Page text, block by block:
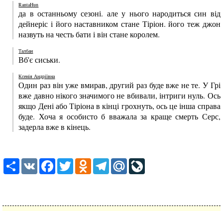
RantaHun
да в останньому сезоні. але у нього народиться син від
дейнеріс і його наставником стане Тіріон. його теж джон
назвуть на честь бати і він стане королем.
Талбан
Вб'є сиськи.
Ксенія Андріївна
Один раз він уже вмирав, другий раз буде вже не те. У Грі
вже давно нікого значимого не вбивали, інтриги нуль. Ось
якщо Дені або Тіріона в кінці грохнуть, ось це інша справа
буде. Хоча я особисто б вважала за краще смерть Серс,
задерла вже в кінець.
ShareVK FacebookTwitterOdnoklassniki
TelegramMail.Ru